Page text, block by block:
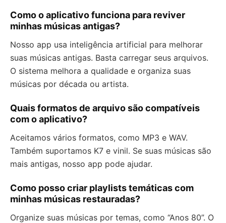
Como o aplicativo funciona para reviver
minhas músicas antigas?
Nosso app usa inteligência artificial para melhorar
suas músicas antigas. Basta carregar seus arquivos.
O sistema melhora a qualidade e organiza suas
músicas por década ou artista.
Quais formatos de arquivo são compatíveis
com o aplicativo?
Aceitamos vários formatos, como MP3 e WAV.
Também suportamos K7 e vinil. Se suas músicas são
mais antigas, nosso app pode ajudar.
Como posso criar playlists temáticas com
minhas músicas restauradas?
Organize suas músicas por temas, como “Anos 80”. O